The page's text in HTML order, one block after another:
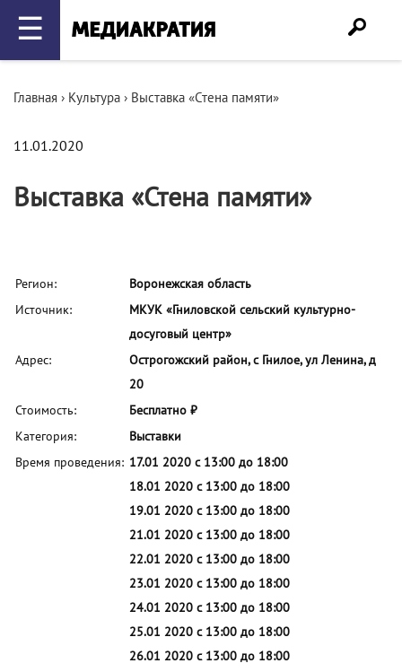
☰
Главная › Культура › Выставка «Стена памяти»
11.01.2020
Выставка «Стена памяти»
Регион:
Воронежская область
Источник:
МКУК «Гниловской сельский культурно-
досуговый центр»
Адрес:
Острогожский район, с Гнилое, ул Ленина, д
20
Стоимость:
Бесплатно ₽
Категория:
Выставки
Время проведения: 17.01 2020 с 13:00 до 18:00
18.01 2020 с 13:00 до 18:00
19.01 2020 с 13:00 до 18:00
21.01 2020 с 13:00 до 18:00
22.01 2020 с 13:00 до 18:00
23.01 2020 с 13:00 до 18:00
24.01 2020 с 13:00 до 18:00
25.01 2020 с 13:00 до 18:00
26.01 2020 с 13:00 до 18:00